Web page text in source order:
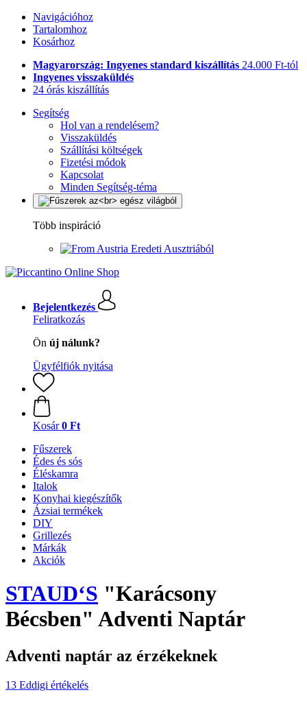
Navigációhoz
Tartalomhoz
Kosárhoz
Magyarország: Ingyenes standard kiszállítás 24.000 Ft-tól
Ingyenes visszaküldés
24 órás kiszállítás
Segítség
Hol van a rendelésem?
Visszaküldés
Szállítási költségek
Fizetési módok
Kapcsolat
Minden Segítség-téma
Több inspiráció
Eredeti Ausztriából
Bejelentkezés
Feliratkozás
Ön új nálunk?
Ügyfélfiók nyitása
Kosár 0 Ft
Fűszerek
Édes és sós
Éléskamra
Italok
Konyhai kiegészítők
Ázsiai termékek
DIY
Grillezés
Márkák
Akciók
STAUD‘S "Karácsony
Bécsben" Adventi Naptár
Adventi naptár az érzékeknek
13 Eddigi értékelés